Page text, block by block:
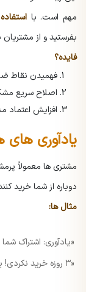
مهم است. با
بفرستید و از مشتریان
فایده؟
فهمیدن نقاط
اصلاح سریع
افزایش اعتماد
یادآوری
مشتری ها معمولاً
دوباره از شما خرید
مثال ها:
«یادآوری: اشتراک
«۳ روزه خرید نکردی! یه تخفیف ۱۰٪ برای بازگشتت داریم :)»